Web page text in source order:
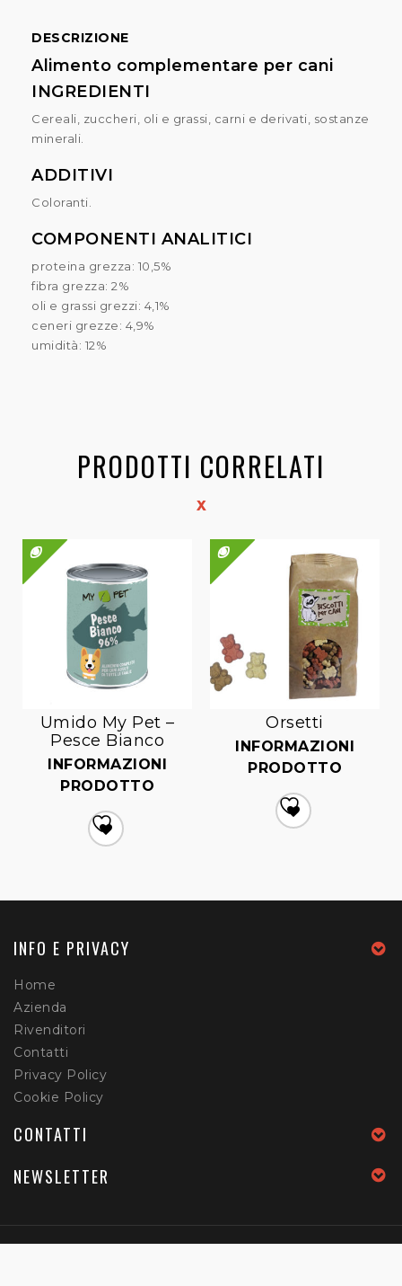
DESCRIZIONE
Alimento complementare per cani
INGREDIENTI
Cereali, zuccheri, oli e grassi, carni e derivati, sostanze
minerali.
ADDITIVI
Coloranti.
COMPONENTI ANALITICI
proteina grezza: 10,5%
fibra grezza: 2%
oli e grassi grezzi: 4,1%
ceneri grezze: 4,9%
umidità: 12%
PRODOTTI CORRELATI
Umido My Pet –
Pesce Bianco
INFORMAZIONI
PRODOTTO
Orsetti
INFORMAZIONI
PRODOTTO
INFO E PRIVACY
Home
Azienda
Rivenditori
Contatti
Privacy Policy
Cookie Policy
CONTATTI
NEWSLETTER